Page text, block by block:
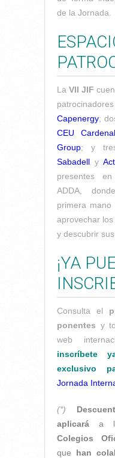
de la Jornada.
LaVII JIF
Capenergy;
CEU
Group; y
Sabadell y
presentes
ADDA,
primera mano
aprovechar
y descubrir
¡YA
Consulta el
ponentes y
web
inscríbete
exclusivo
Jornada
(*)
aplicará a
Colegios
que han